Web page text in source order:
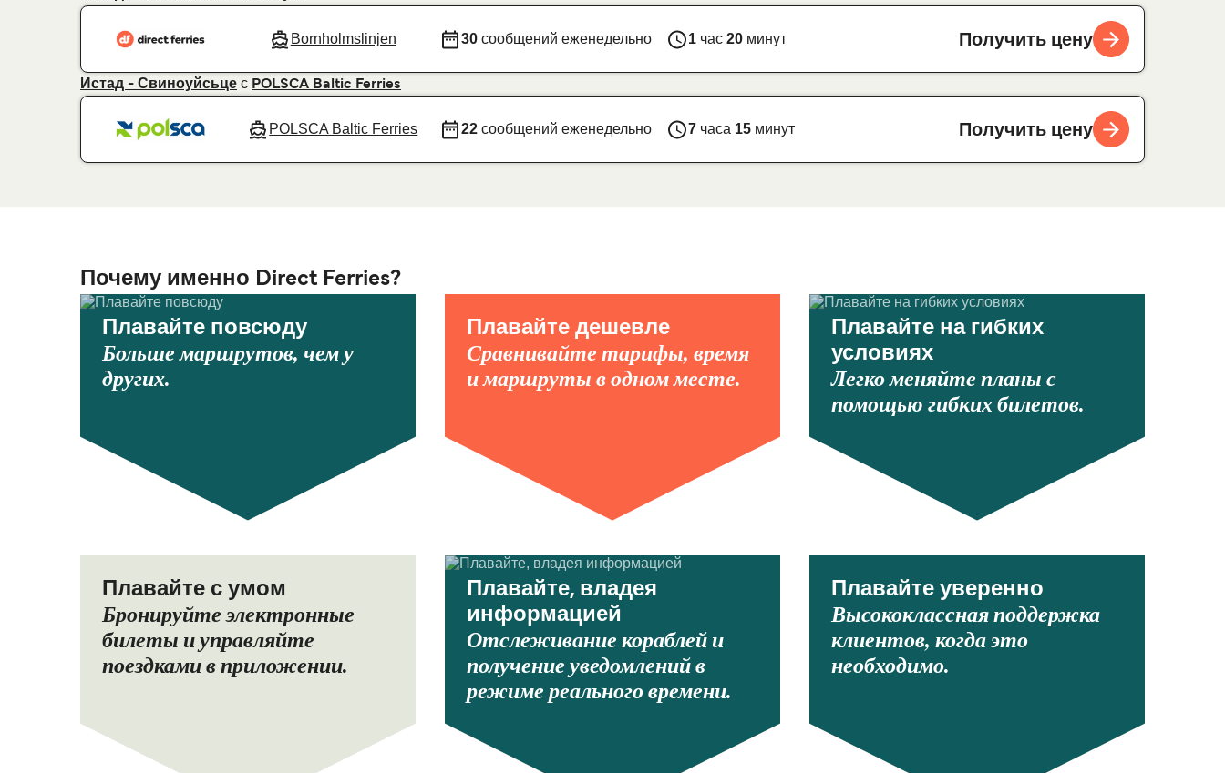
Bornholmslinjen 30 сообщений еженедельно 1 час20 минут Получить цену
Истад - Свиноуйсьце с POLSCA Baltic Ferries
POLSCA Baltic Ferries 22 сообщений еженедельно 7 часа 15 минут Получить цену
Почему именно Direct Ferries?
Плавайте повсюду
Больше маршрутов, чем у
других.
Плавайте дешевле
Сравнивайте тарифы, время
и маршруты в одном месте.
Плавайте на гибких
условиях
Легко меняйте планы с
помощью гибких билетов.
Плавайте с умом
Бронируйте электронные
билеты и управляйте
поездками в приложении.
Плавайте, владея
информацией
Отслеживание кораблей и
получение уведомлений в
режиме реального времени.
Плавайте уверенно
Высококлассная поддержка
клиентов, когда это
необходимо.